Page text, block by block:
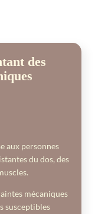
des
aux personnes
du dos, des
mécaniques
susceptibles